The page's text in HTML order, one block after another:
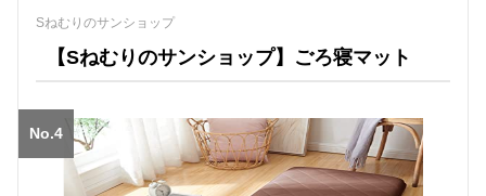
Sねむりのサンショップ
【Sねむりのサンショップ】ごろ寝マット
No.4